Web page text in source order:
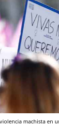
machista en